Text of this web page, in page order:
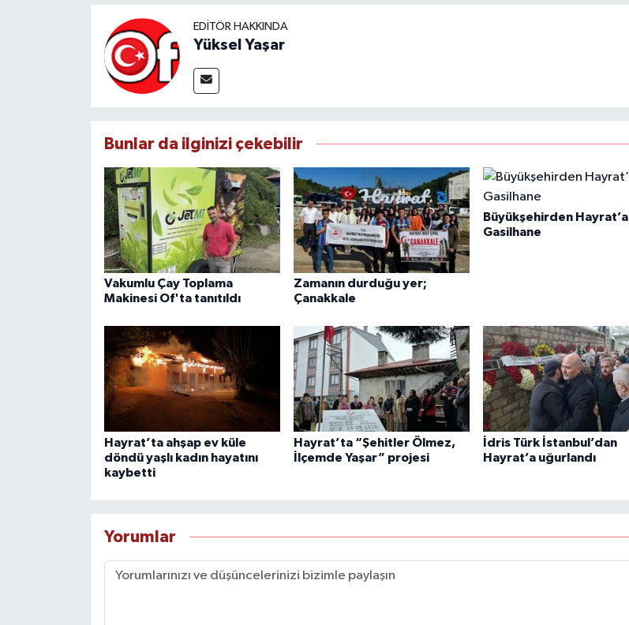
EDITÖR HAKKINDA
Yüksel Yaşar
Bunlar da ilginizi çekebilir
Vakumlu Çay Toplama
Makinesi Of'ta tanıtıldı
Zamanın durduğu yer;
Çanakkale
Büyükşehirden Hayrat’a
Gasilhane
Hayrat’ta ahşap ev küle
döndü yaşlı kadın hayatını
kaybetti
Hayrat’ta “Şehitler Ölmez,
İlçemde Yaşar” projesi
İdris Türk İstanbul’dan
Hayrat’a uğurlandı
Yorumlar